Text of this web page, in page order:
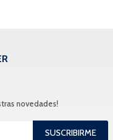
novedades!
SUSCRIBIRME